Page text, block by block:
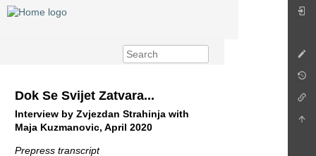
Dok Se Svijet Zatvara...
Interview by Zvjezdan Strahinja with
Maja Kuzmanovic, April 2020
Prepress transcript